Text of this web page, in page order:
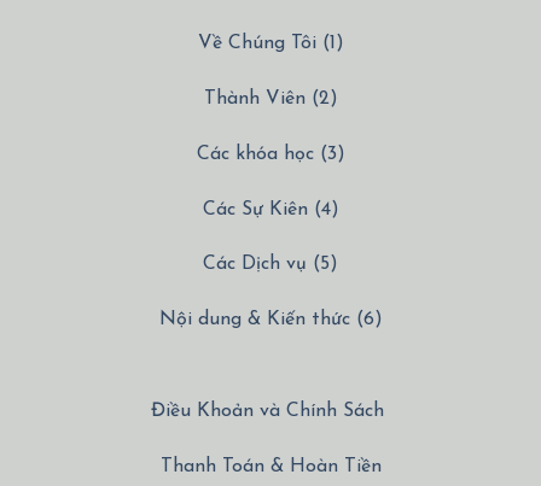
Về Chúng Tôi (1)
Thành Viên (2)
Các khóa học (3)
Các Sự Kiên (4)
Các Dịch vụ (5)
Nội dung & Kiến thức (6)
Điều Khoản và Chính Sách
Thanh Toán & Hoàn Tiền